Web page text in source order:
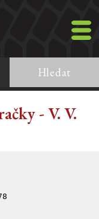
Hledat
- V. V.